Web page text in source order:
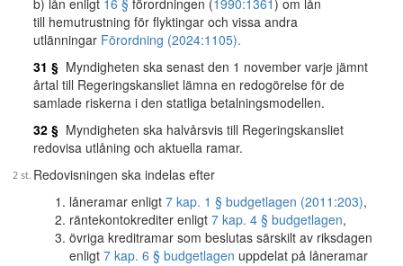
b) lån enligt 16 § förordningen (1990:1361) om lån
till hemutrustning för flyktingar och vissa andra
utlänningar Förordning (2024:1105).
31 § Myndigheten ska senast den 1 november varje jämnt
årtal till Regeringskansliet lämna en redogörelse för de
samlade riskerna i den statliga betalningsmodellen.
32 § Myndigheten ska halvårsvis till Regeringskansliet
redovisa utlåning och aktuella ramar.
Redovisningen ska indelas efter
låneramar enligt 7 kap. 1 § budgetlagen (2011:203),
räntekontokrediter enligt 7 kap. 4 § budgetlagen,
övriga kreditramar som beslutas särskilt av riksdagen
enligt 7 kap. 6 § budgetlagen uppdelat på låneramar